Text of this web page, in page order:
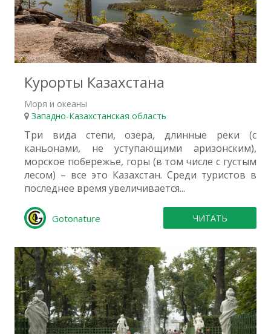
0
Курорты Казахстана
Моря и океаны
Западно-Казахстанская область
Три вида степи, озера, длинные реки (с
каньонами, не уступающими аризонским),
морское побережье, горы (в том числе с густым
лесом) – все это Казахстан. Среди туристов в
последнее время увеличивается...
Gotonature ЧИТАТЬ